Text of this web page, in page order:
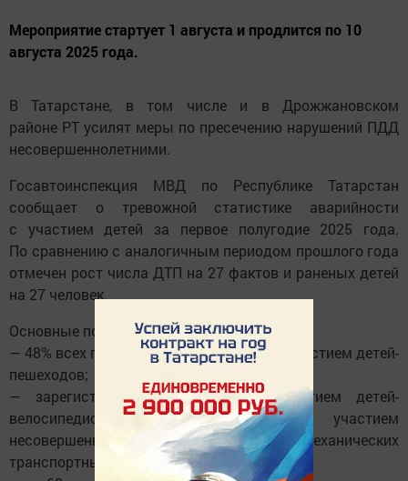
Мероприятие стартует 1 августа и продлится по 10
августа 2025 года.
В Татарстане, в том числе и в Дрожжановском
районе РТ усилят меры по пресечению нарушений ПДД
несовершеннолетними.
Госавтоинспекция МВД по Республике Татарстан
сообщает о тревожной статистике аварийности
с участием детей за первое полугодие 2025 года.
По сравнению с аналогичным периодом прошлого года
отмечен рост числа ДТП на 27 фактов и раненых детей
на 27 человек.
Основные показатели аварийности:
— 48% всех происшествий произошли с участием детей-
пешеходов;
— зарегистрировано 30 ДТП с участием детей-
велосипедистов и 11 ДТП с участием
несовершеннолетних водителей механических
транспортных средств;